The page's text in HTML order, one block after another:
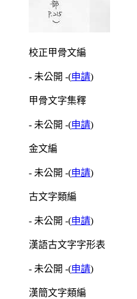
校正甲骨文編
- 未公開 -(申請)
甲骨文字集釋
- 未公開 -(申請)
金文編
- 未公開 -(申請)
古文字類編
- 未公開 -(申請)
漢語古文字字形表
- 未公開 -(申請)
漢簡文字類編